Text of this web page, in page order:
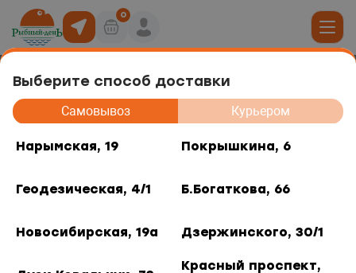
Выберите способ доставки
Самовывоз Курьером
Нарымская, 19 Покрышкина, 6
Геодезическая, 4/1 Б.Богаткова, 66
Новосибирская, 19а Дзержинского, 30/1
Красный проспект,
0
роллови отделы
6
4/1
Креветка Ваннамей в панировке,
котлета 450г